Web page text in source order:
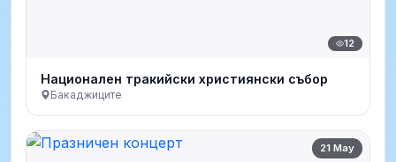
12
Национален тракийски християнски събор
Бакаджиците
21 May